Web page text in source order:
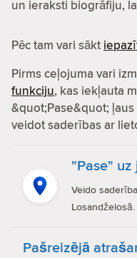
un ieraksti biogrāfiju,
Pēc tam vari sākt
Pirms ceļojuma vari
funkciju, kas iekļauta
&quot;Pase&quot;
veidot saderības ar
"Pase"
Veido
Pašreizējā